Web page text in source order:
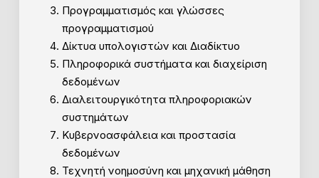
Προγραμματισμός και γλώσσες
προγραμματισμού
Δίκτυα υπολογιστών και Διαδίκτυο
Πληροφορικά συστήματα και διαχείριση
δεδομένων
Διαλειτουργικότητα πληροφοριακών
συστημάτων
Κυβερνοασφάλεια και προστασία
δεδομένων
Τεχνητή νοημοσύνη και μηχανική μάθηση